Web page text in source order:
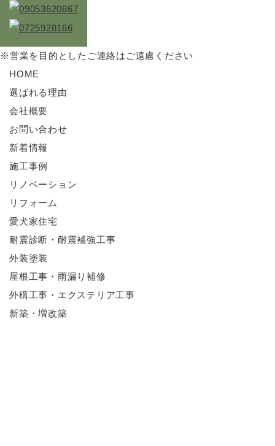
※営業を目的としたご連絡はご遠慮ください
HOME
選ばれる理由
会社概要
お問い合わせ
新着情報
施工事例
リノベーション
リフォーム
愛犬家住宅
耐震診断・耐震補強工事
外装塗装
屋根工事・雨漏り補修
外構工事・エクステリア工事
新築・増改築